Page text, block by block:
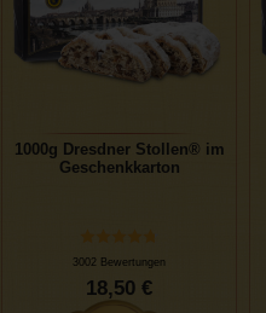
1000g Dresdner Stollen® im
Geschenkkarton
3002 Bewertungen
18,50 €